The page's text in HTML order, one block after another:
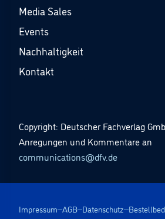
Media Sales
Events
Nachhaltigkeit
Kontakt
Copyright: Deutscher Fachverlag
Anregungen und Kommentare an
communications@dfv.de
Impressum AGB Datenschutz